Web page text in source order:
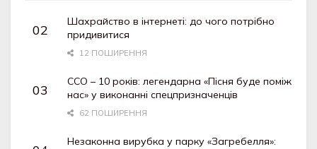
Шахрайство в інтернеті: до чого потрібно
придивитися
12 ПОШИРЕННЯ
ССО – 10 років: легендарна «Пісня буде поміж
нас» у виконанні спецпризначенців
62 ПОШИРЕННЯ
Незаконна вирубка у парку «Загребелля»: